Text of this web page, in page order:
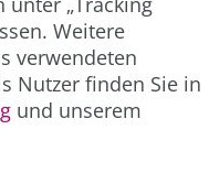
Weitere
verwendeten
Nutzer finden Sie in
und unserem